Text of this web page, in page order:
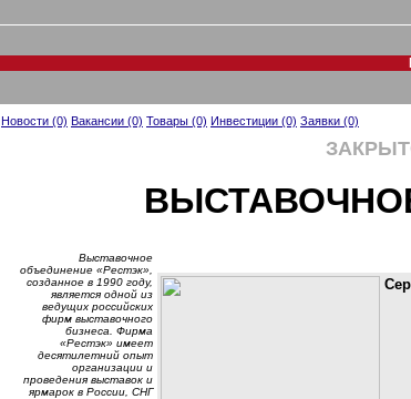
Новости (0) Вакансии (0) Товары (0) Инвестиции (0) Заявки (0)
Выставочное
объединение «Рестэк»,
созданное в 1990 году,
является одной из
ведущих российских
фирм выставочного
бизнеса. Фирма
«Рестэк» имеет
деcятилетний опыт
организации и
проведения выставок и
ярмарок в России, СНГ